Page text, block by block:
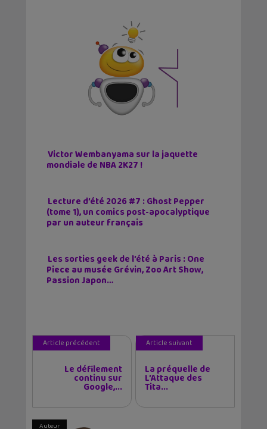
Victor Wembanyama sur la jaquette
mondiale de NBA 2K27 !
Lecture d’été 2026 #7 : Ghost Pepper
(tome 1), un comics post-apocalyptique
par un auteur français
Les sorties geek de l’été à Paris : One
Piece au musée Grévin, Zoo Art Show,
Passion Japon…
Article précédent
Le défilement
continu sur
Google,...
Article suivant
La préquelle de
L’Attaque des
Tita...
Auteur